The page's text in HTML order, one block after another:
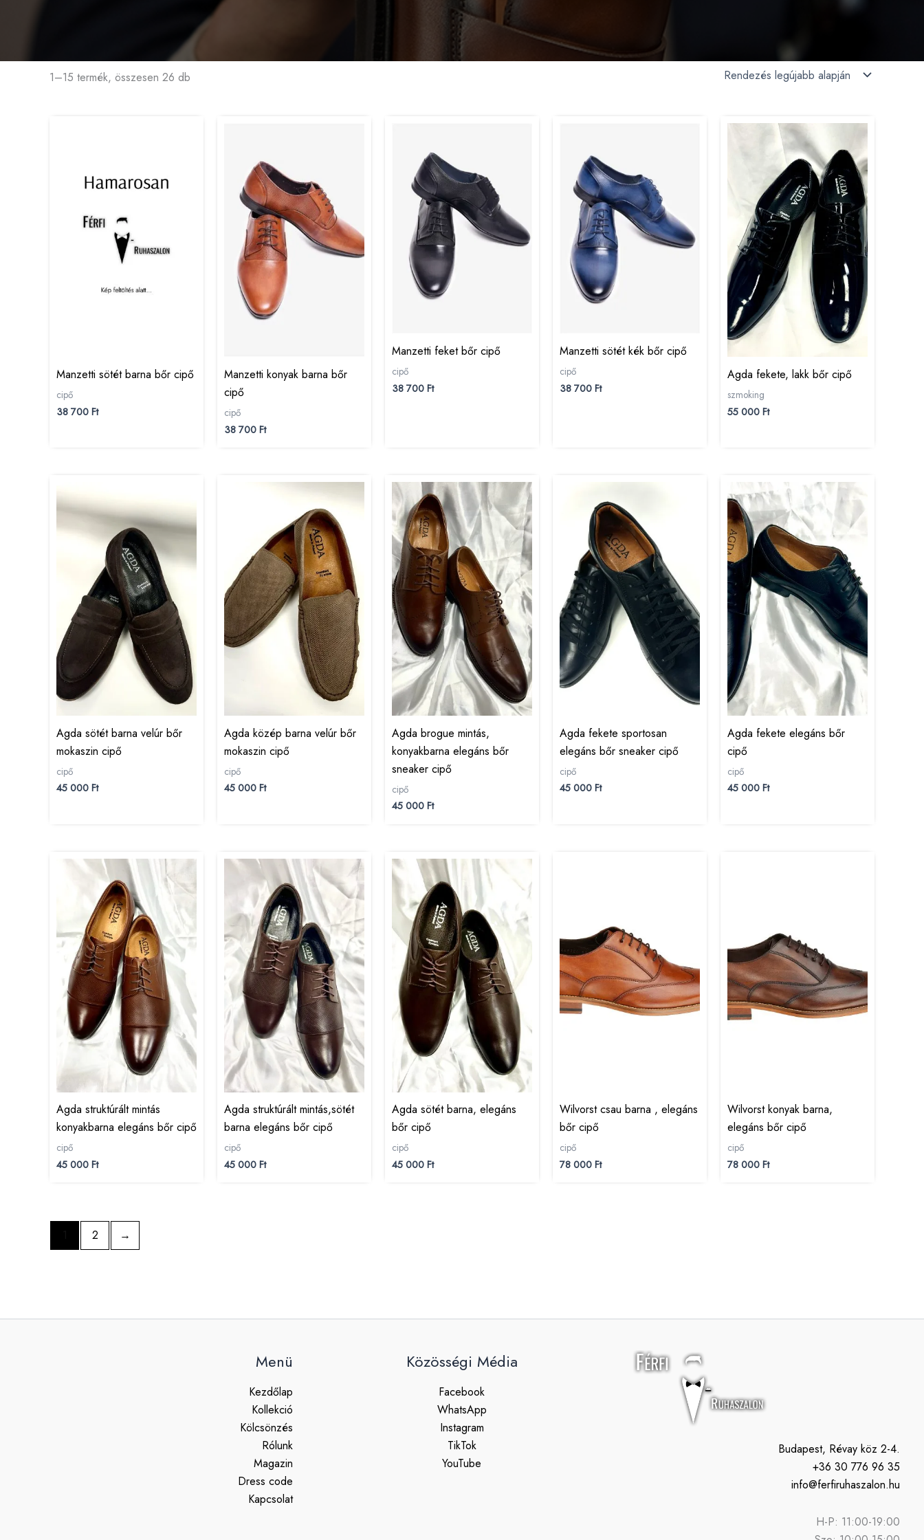
1–15 termék, összesen 26 db
Manzetti sötét barna bőr cipő
cipő
38 700 Ft
Manzetti konyak barna bőr
cipő
cipő
38 700 Ft
Manzetti feket bőr cipő
cipő
38 700 Ft
Manzetti sötét kék bőr cipő
cipő
38 700 Ft
Agda fekete, lakk bőr cipő
szmoking
55 000 Ft
Agda sötét barna velúr bőr
mokaszin cipő
cipő
45 000 Ft
Agda közép barna velúr bőr
mokaszin cipő
cipő
45 000 Ft
Agda brogue mintás,
konyakbarna elegáns bőr
sneaker cipő
cipő
45 000 Ft
Agda fekete sportosan
elegáns bőr sneaker cipő
cipő
45 000 Ft
Agda fekete elegáns bőr
cipő
cipő
45 000 Ft
Agda struktúrált mintás
konyakbarna elegáns bőr cipő
cipő
45 000 Ft
Agda struktúrált mintás,sötét
barna elegáns bőr cipő
cipő
45 000 Ft
Agda sötét barna, elegáns
bőr cipő
cipő
45 000 Ft
Wilvorst csau barna , elegáns
bőr cipő
cipő
78 000 Ft
Wilvorst konyak barna,
elegáns bőr cipő
cipő
78 000 Ft
2 →
Menü
Kezdőlap
Kollekció
Kölcsönzés
Rólunk
Magazin
Dress code
Kapcsolat
Közösségi Média
Facebook
WhatsApp
Instagram
TikTok
YouTube
Budapest, Révay köz 2-4.
+36 30 776 96 35
info@ferfiruhaszalon.hu
H-P: 11:00-19:00